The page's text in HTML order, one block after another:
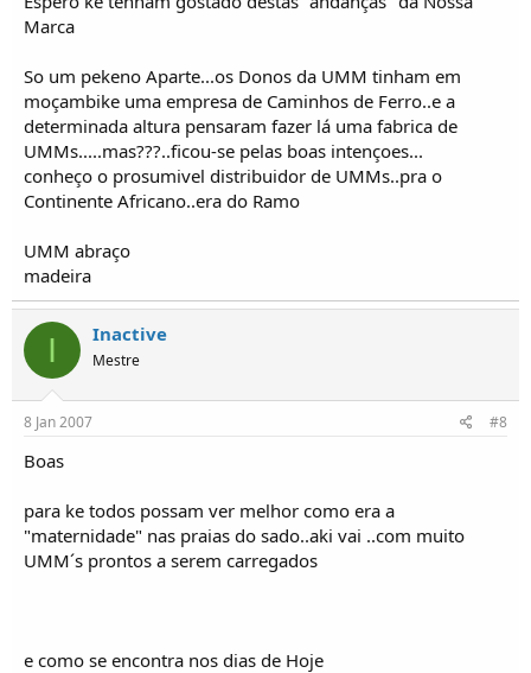
Marca
So um pekeno Aparte...os Donos da UMM tinham em
moçambike uma empresa de Caminhos de Ferro..e a
determinada altura pensaram fazer lá uma fabrica de
UMMs.....mas???..ficou-se pelas boas intençoes...
conheço o prosumivel distribuidor de UMMs..pra o
Continente Africano..era do Ramo
UMM abraço
madeira
I Inactive
Mestre
8 Jan 2007 #8
Boas
para ke todos possam ver melhor como era a
"maternidade" nas praias do sado..aki vai ..com muito
UMM´s prontos a serem carregados
e como se encontra nos dias de Hoje